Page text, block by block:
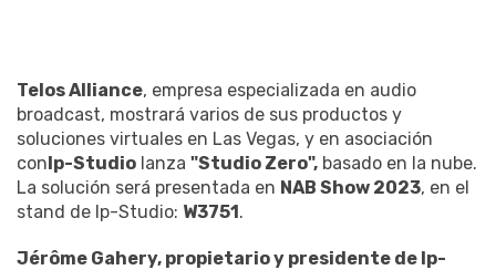
Telos Alliance, empresa especializada en audio
broadcast, mostrará varios de sus productos y
soluciones virtuales en Las Vegas, y en asociación
conIp-Studio lanza "Studio Zero", basado en la nube.
La solución será presentada en NAB Show 2023, en el
stand de Ip-Studio: W3751.
Jérôme Gahery, propietario y presidente de Ip-